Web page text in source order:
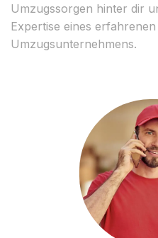
Umzugssorgen hinter dir
Expertise eines
Umzugsunternehmens.